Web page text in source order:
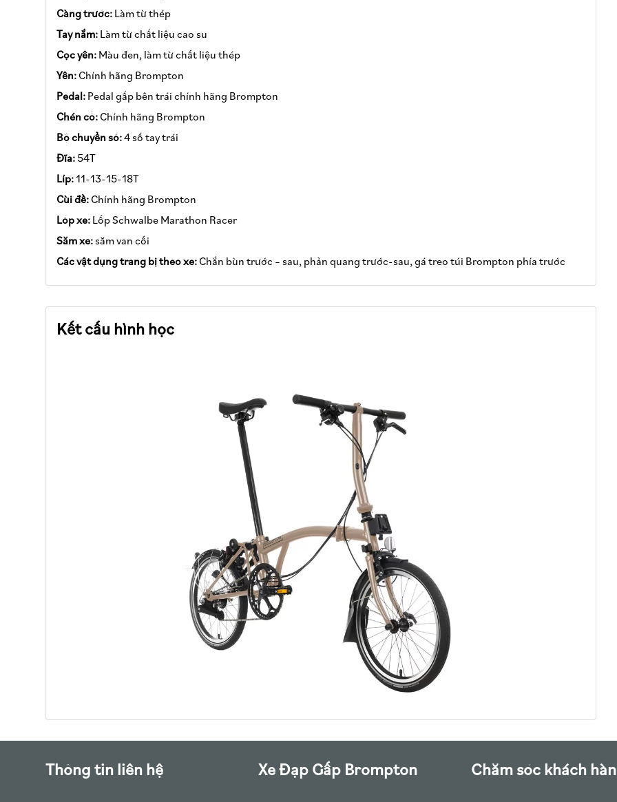
Càng trước: Làm từ thép
Tay nắm: Làm từ chất liệu cao su
Cọc yên: Màu đen, làm từ chất liệu thép
Yên:Chính hãng Brompton
Pedal: Pedal gấp bên trái chính hãng Brompton
Chén cổ:Chính hãng Brompton
Bộ chuyển số:4 số tay trái
Đĩa:54T
Líp:11-13-15-18T
Cùi đề:Chính hãng Brompton
Lốp xe:Lốp Schwalbe Marathon Racer
Săm xe:săm van cối
Các vật dụng trang bị theo xe:Chắn bùn trước – sau, phản quang trước-sau, gá treo túi Brompton phía trước
Kết cấu hình học
Thông tin liên hệ Xe Đạp Gấp Brompton Chăm sóc khách